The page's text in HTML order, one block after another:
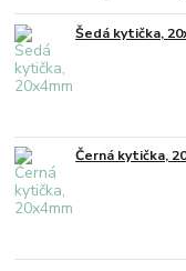
Šedá kytička,
Černá kytička,